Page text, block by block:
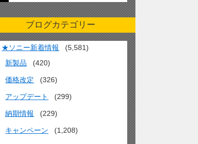
ブログカテゴリー
★ソニー新着情報
(5,581)
新製品
(420)
価格改定 (326)
アップデート (299)
納期情報 (229)
キャンペーン (1,208)